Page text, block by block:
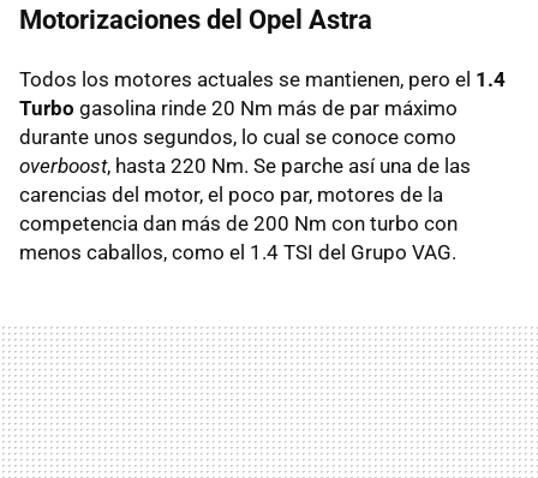
Motorizaciones del Opel Astra
Todos los motores actuales se mantienen, pero el 1.4
Turbo gasolina rinde 20 Nm más de par máximo
durante unos segundos, lo cual se conoce como
overboost, hasta 220 Nm. Se parche así una de las
carencias del motor, el poco par, motores de la
competencia dan más de 200 Nm con turbo con
menos caballos, como el 1.4 TSI del Grupo VAG.